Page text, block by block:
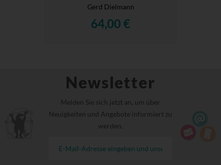
Gerd Dielmann
64,00 €
Newsletter
Melden Sie sich jetzt an, um über
Neuigkeiten und Angebote informiert zu
werden.